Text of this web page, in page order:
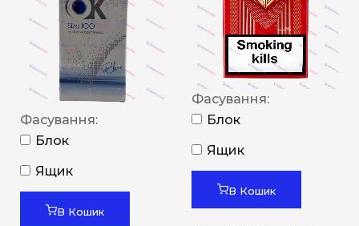
Фасування:
Блок
Ящик
В Кошик
Фасування:
Блок
Ящик
В Кошик